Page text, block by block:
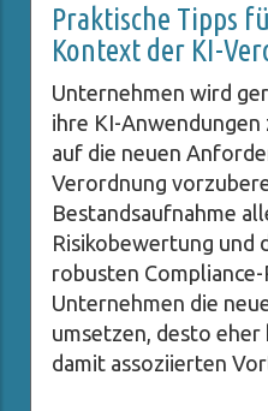
Praktische Tipps
Kontext der KI-
Unternehmen wird
ihre KI-Anwendungen
auf die neuen
Verordnung
Bestandsaufnahme
Risikobewertung und
robusten
Unternehmen die
umsetzen, desto eher
damit assoziierten